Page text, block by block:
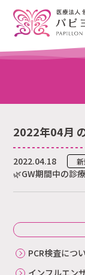
2022年04月
2022.04.18
🌿GW期間中の診
PCR検査につ
インフルエン